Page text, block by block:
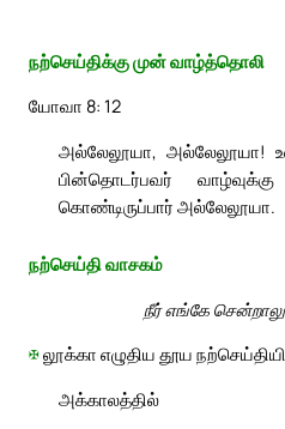
நற்செய்திக்கு முன் வாழ்த்தொலி
யோவா 8: 12
அல்லேலூயா, அல்லேலூயா!
பின்தொடர்பவர்
கொண்டிருப்பார் அல்லேலூயா.
நற்செய்தி வாசகம்
நீர் எங்கே
✠லூக்கா எழுதிய தூய
அக்காலத்தில்